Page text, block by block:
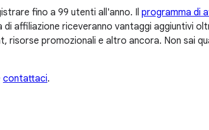
fino a 99 utenti all'anno. Il programma di
affiliazione riceveranno vantaggi aggiuntivi
promozionali e altro ancora. Non sai
contattaci.